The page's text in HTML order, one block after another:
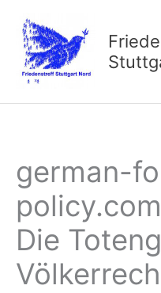
Inhalt
springen
german-
Die